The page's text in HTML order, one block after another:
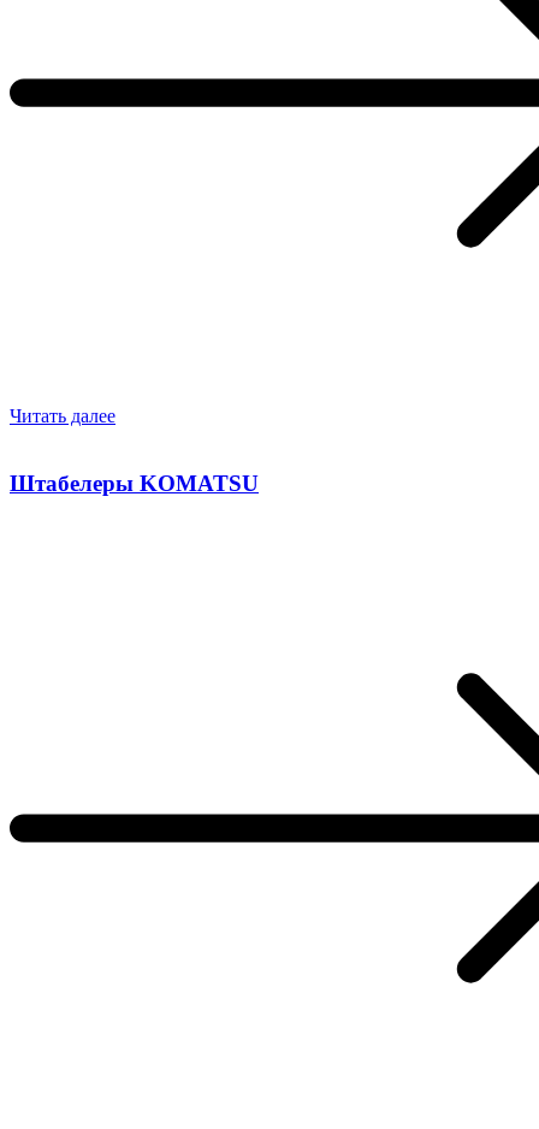
Читать далее
Штабелеры KOMATSU